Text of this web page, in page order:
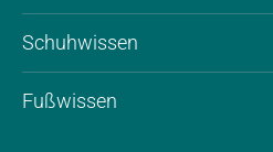
Schuhwissen
Fußwissen